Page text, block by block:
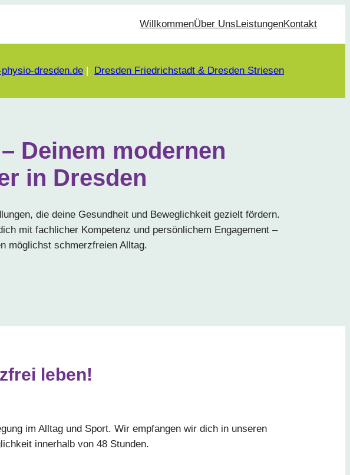
WillkommenÜber UnsLeistungenKontakt
dresden.de | Dresden Friedrichstadt & Dresden Striesen
Deinem modernen
in Dresden
die deine Gesundheit und Beweglichkeit gezielt fördern.
mit fachlicher Kompetenz und persönlichem Engagement –
möglichst schmerzfreien Alltag.
leben!
im Alltag und Sport. Wir empfangen wir dich in unseren
innerhalb von 48 Stunden.